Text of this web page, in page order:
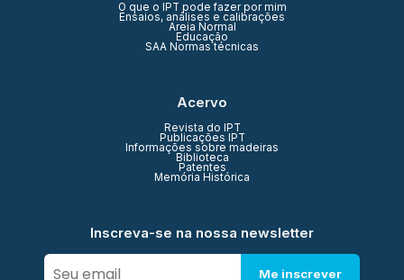
O que o IPT pode fazer por mim
Ensaios, análises e calibrações
Areia Normal
Educação
SAA Normas técnicas
Acervo
Revista do IPT
Publicações IPT
Informações sobre madeiras
Biblioteca
Patentes
Memória Histórica
Inscreva-se na nossa newsletter
Me inscrever